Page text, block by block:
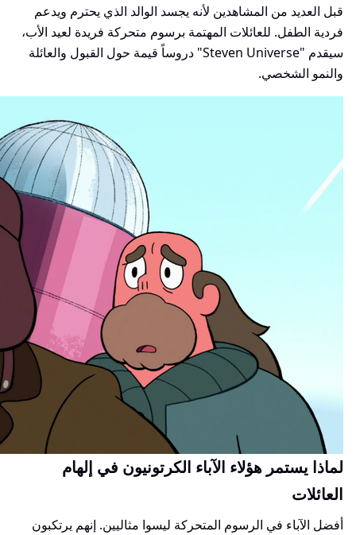
قبل العديد من المشاهدين لأنه يجسد الوالد الذي يحترم ويدعم
فردية الطفل. للعائلات المهتمة برسوم متحركة فريدة لعيد الأب،
سيقدم "Steven Universe" دروساً قيمة حول القبول والعائلة
والنمو الشخصي.
لماذا يستمر هؤلاء الآباء الكرتونيون في إلهام
العائلات
أفضل الآباء في الرسوم المتحركة ليسوا مثاليين. إنهم يرتكبون